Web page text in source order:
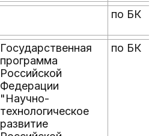
по БК
Государственная
программа
Российской
Федерации
"Научно-
технологическое
развитие
по БК